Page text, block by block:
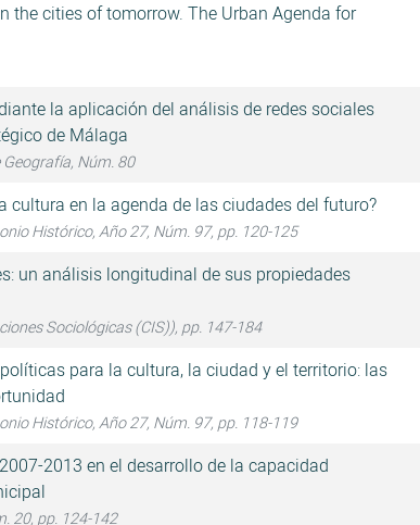
the cities of tomorrow. The Urban Agenda for
la aplicación del análisis de redes sociales
de Málaga
Geografía, Núm. 80
cultura en la agenda de las ciudades del futuro?
Histórico, Año 27, Núm. 97, pp. 120-125
un análisis longitudinal de sus propiedades
Sociológicas (CIS)), pp. 147-184
para la cultura, la ciudad y el territorio: las
Histórico, Año 27, Núm. 97, pp. 118-119
2013 en el desarrollo de la capacidad
20, pp. 124-142